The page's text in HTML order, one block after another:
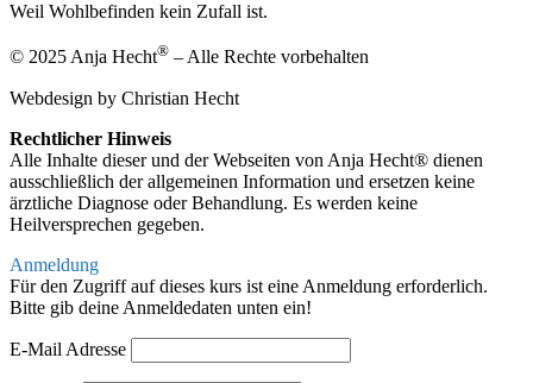
Weil Wohlbefinden kein Zufall ist.
© 2025 Anja Hecht® – Alle Rechte vorbehalten
Webdesign by Christian Hecht
Rechtlicher Hinweis
Alle Inhalte dieser und der Webseiten von Anja Hecht® dienen
ausschließlich der allgemeinen Information und ersetzen keine
ärztliche Diagnose oder Behandlung. Es werden keine
Heilversprechen gegeben.
Anmeldung
Für den Zugriff auf dieses kurs ist eine Anmeldung erforderlich.
Bitte gib deine Anmeldedaten unten ein!
E-Mail Adresse